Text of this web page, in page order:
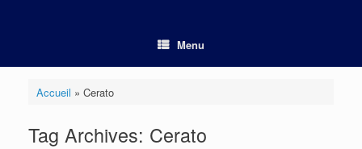
Menu
Accueil » Cerato
Tag Archives: Cerato